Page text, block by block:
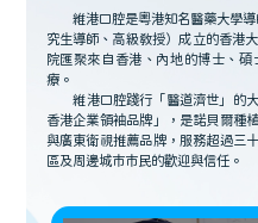
維港口腔是粵港知名醫藥大學
究生導師、高級教授）成立的香港
院匯聚來自香港、內地的博士、
療。
維港口腔踐行「醫道濟世」的
香港企業領袖品牌」，是諾貝爾種
與廣東衛視推薦品牌，服務超過三
區及周邊城市市民的歡迎與信任。